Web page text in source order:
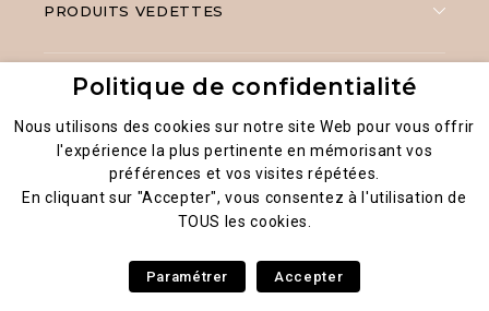
PRODUITS VEDETTES
Mentions légales
Politique générale de la confidentialité des données
Essentials by Hana® 2026
Politique de confidentialité
Nous utilisons des cookies sur notre site Web pour vous offrir
l'expérience la plus pertinente en mémorisant vos
préférences et vos visites répétées.
En cliquant sur "Accepter", vous consentez à l'utilisation de
TOUS les cookies.
Paramétrer Accepter